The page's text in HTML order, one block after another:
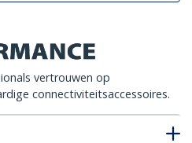
vertrouwen op
connectiviteitsaccessoires.